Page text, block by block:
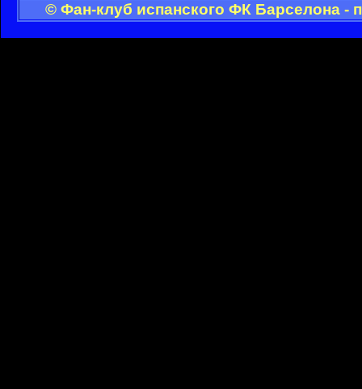
© Фан-клуб испанского ФК Барселона -